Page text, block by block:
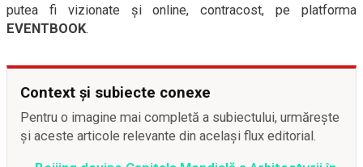
putea fi vizionate și online, contracost, pe platforma
EVENTBOOK.
Context și subiecte conexe
Pentru o imagine mai completă a subiectului, urmărește
și aceste articole relevante din același flux editorial.